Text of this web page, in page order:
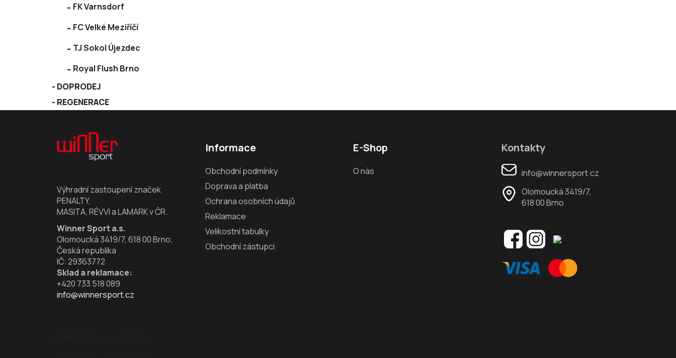
FK Varnsdorf
FC Velké Meziříčí
TJ Sokol Újezdec
Royal Flush Brno
DOPRODEJ
REGENERACE
Výhradní zastoupení značek
PENALTY,
MASITA, RÉVVI a LAMARK v ČR.
Winner Sport a.s.
Olomoucká 3419/7, 618 00 Brno,
Česká republika
IČ: 29363772
Sklad a reklamace:
+420 733 518 089
info@winnersport.cz
Informace
Obchodní podmínky
Doprava a platba
Ochrana osobních údajů
Reklamace
Velikostní tabulky
Obchodní zástupci
E-Shop
O nás
Kontakty
info@winnersport.cz
Olomoucká 3419/7,
618 00 Brno